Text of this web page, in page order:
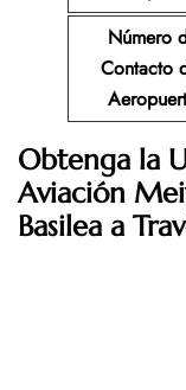
Número
Contacto
Obtenga la
Aviación
Basilea a